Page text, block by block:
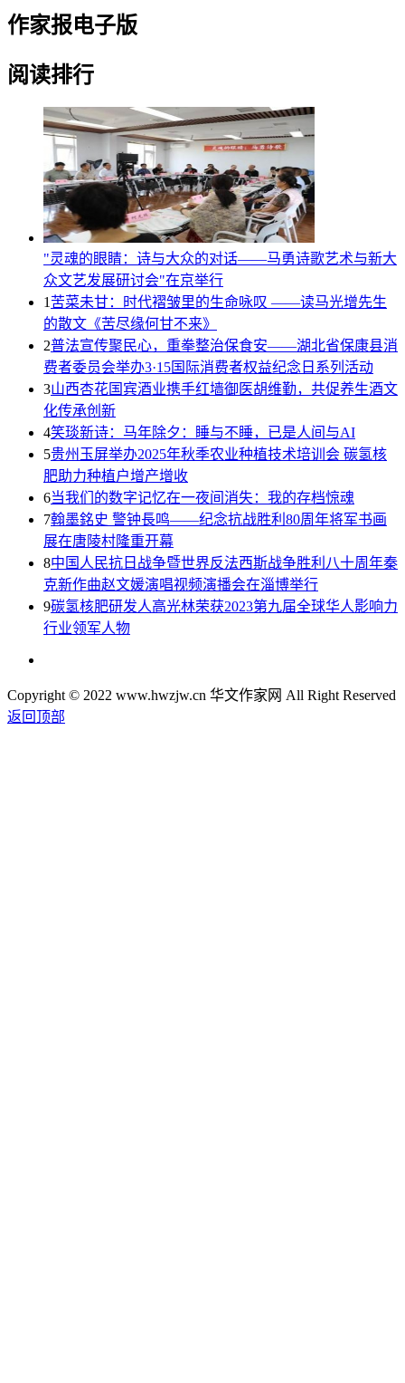
作家报电子版
阅读排行
"灵魂的眼睛：诗与大众的对话——马勇诗歌艺术与新大
众文艺发展研讨会"在京举行
1 苦菜未甘：时代褶皱里的生命咏叹 ——读马光增先生
的散文《苦尽缘何甘不来》
2普法宣传聚民心，重拳整治保食安——湖北省保康县消
费者委员会举办3·15国际消费者权益纪念日系列活动
3山西杏花国宾酒业携手红墙御医胡维勤，共促养生酒文
化传承创新
4笑琰新诗：马年除夕：睡与不睡，已是人间与AI
5贵州玉屏举办2025年秋季农业种植技术培训会 碳氢核
肥助力种植户增产增收
6当我们的数字记忆在一夜间消失：我的存档惊魂
7翰墨銘史 警钟長鸣——纪念抗战胜利80周年将军书画
展在唐陵村隆重开幕
8中国人民抗日战争暨世界反法西斯战争胜利八十周年秦
克新作曲赵文媛演唱视频演播会在淄博举行
9碳氢核肥研发人高光林荣获2023第九届全球华人影响力
行业领军人物
Copyright © 2022 www.hwzjw.cn 华文作家网 All Right Reserved
返回顶部